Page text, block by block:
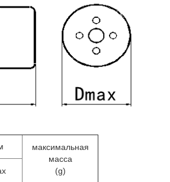
максимальная
масса
(g)